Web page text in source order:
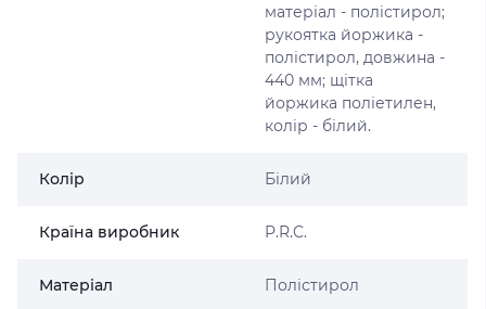
матеріал - полістирол;
рукоятка йоржика -
полістирол, довжина -
440 мм; щітка
йоржика поліетилен,
колір - білий.
Колір Білий
Країна виробник P.R.C.
Матеріал Полістирол